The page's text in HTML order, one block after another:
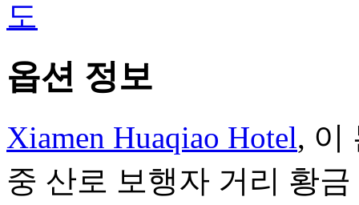
옵션 정보
Xiamen Huaqiao Hotel, 이
중 산로 보행자 거리 황